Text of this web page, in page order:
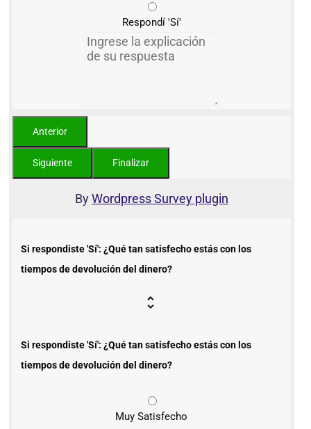
Respondí 'Sí'
ByWordpress Survey plugin
Si respondiste 'Sí': ¿Qué tan satisfecho estás con los
tiempos de devolución del dinero?
Si respondiste 'Sí': ¿Qué tan satisfecho estás con los
tiempos de devolución del dinero?
Muy Satisfecho